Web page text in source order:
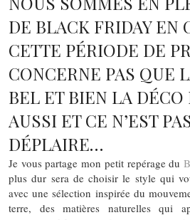
DE BLACK FRIDAY EN
CETTE PÉRIODE DE
CONCERNE PAS QUE
BEL ET BIEN LA DÉCO
AUSSI ET CE N’EST
DÉPLAIRE…
Je vous partage mon petit repérage du
plus dur sera de choisir le style qui
avec une sélection inspirée du
terre, des matières naturelles qui